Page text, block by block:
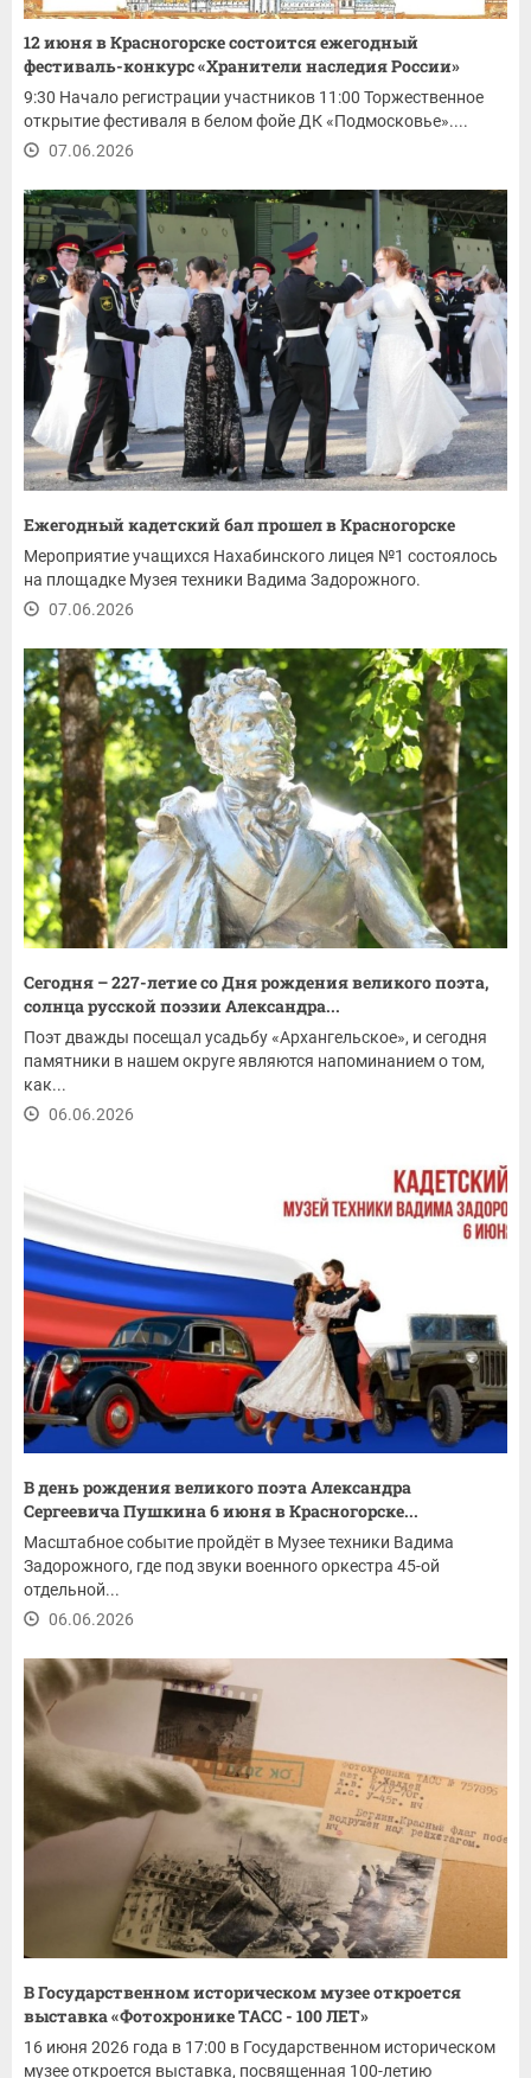
12 июня в Красногорске состоится ежегодный
фестиваль-конкурс «Хранители наследия России»
9:30 Начало регистрации участников 11:00 Торжественное
открытие фестиваля в белом фойе ДК «Подмосковье»....
07.06.2026
Ежегодный кадетский бал прошел в Красногорске
Мероприятие учащихся Нахабинского лицея №1 состоялось
на площадке Музея техники Вадима Задорожного.
07.06.2026
Сегодня – 227-летие со Дня рождения великого поэта,
солнца русской поэзии Александра...
Поэт дважды посещал усадьбу «Архангельское», и сегодня
памятники в нашем округе являются напоминанием о том,
как...
06.06.2026
В день рождения великого поэта Александра
Сергеевича Пушкина 6 июня в Красногорске...
Масштабное событие пройдёт в Музее техники Вадима
Задорожного, где под звуки военного оркестра 45-ой
отдельной...
06.06.2026
В Государственном историческом музее откроется
выставка «Фотохронике ТАСС - 100 ЛЕТ»
16 июня 2026 года в 17:00 в Государственном историческом
музее откроется выставка, посвященная 100-летию